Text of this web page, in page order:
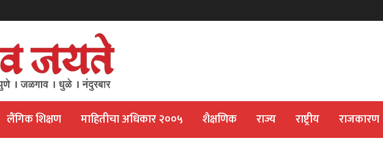
लैंगिक शिक्षण माहितीचा अधिकार २००५ शैक्षणिक राज्य राष्ट्रीय राजकारण